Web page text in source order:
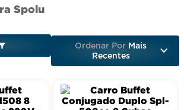
Spolu
Ordenar Por Mais
Recentes